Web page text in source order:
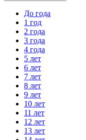
До года
1 год
2 года
3 года
4 года
5 лет
6 лет
7 лет
8 лет
9 лет
10 лет
11 лет
12 лет
13 лет